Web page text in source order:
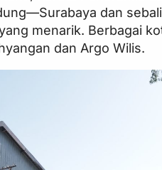
dan
menarik. Berbagai
dan Argo Wilis.